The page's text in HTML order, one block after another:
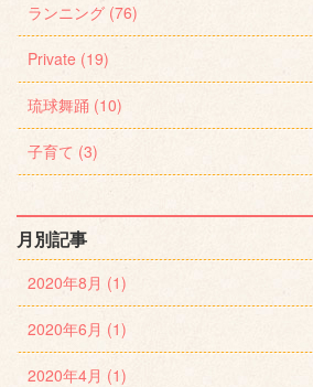
ランニング (76)
Private (19)
琉球舞踊 (10)
子育て (3)
月別記事
2020年8月 (1)
2020年6月 (1)
2020年4月 (1)